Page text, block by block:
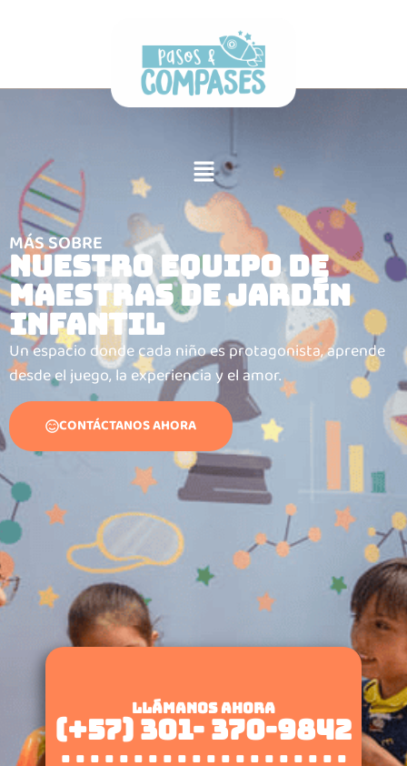
MÁS SOBRE
Nuestro Equipo de
maestras de jardín
infantil
Un espacio donde cada niño es protagonista, aprende
desde el juego, la experiencia y el amor.
CONTÁCTANOS AHORA
LLÁMANOS AHORA
(+57) 301- 370-9842
. . . . . . . . . . . . . . . . . . . .